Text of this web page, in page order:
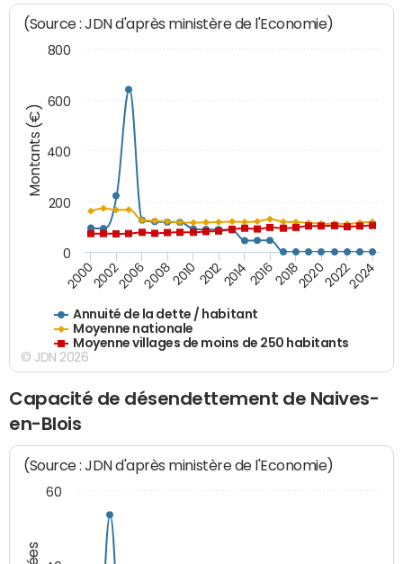
Montants (€)
(Source : JDN d'après ministère de l'Economie)
Annuité de la dette / habitant
Moyenne nationale
Moyenne villages de moins de 250 habitants
20002002200620082010 2012201420162018202020222024
0
200
400
600
800
© JDN 2026
Capacité de désendettement de Naives-
en-Blois
(Source : JDN d'après ministère de l'Economie)
60